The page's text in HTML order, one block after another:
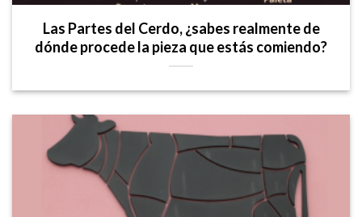
Las Partes del Cerdo, ¿sabes realmente de
dónde procede la pieza que estás comiendo?